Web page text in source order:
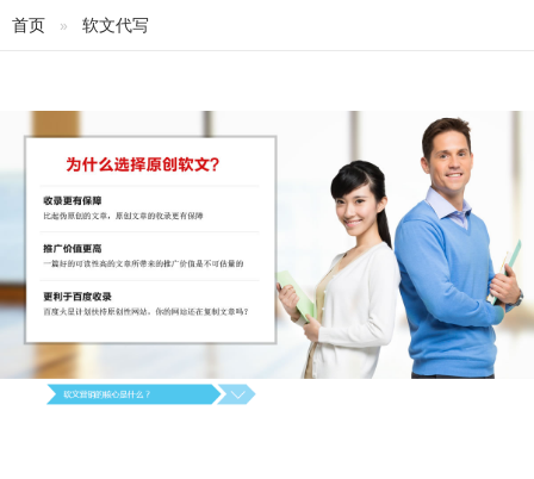
首页
软文代写